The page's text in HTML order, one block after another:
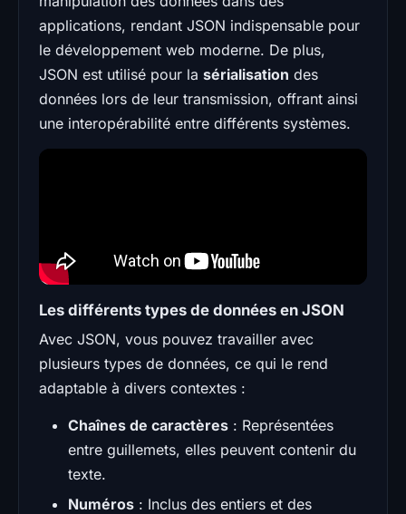
applications, rendant JSON indispensable pour
le développement web moderne. De plus,
JSON est utilisé pour la sérialisation des
données lors de leur transmission, offrant ainsi
une interopérabilité entre différents systèmes.
Les différents types de données en JSON
Avec JSON, vous pouvez travailler avec
plusieurs types de données, ce qui le rend
adaptable à divers contextes :
Chaînes de caractères : Représentées
entre guillemets, elles peuvent contenir du
texte.
Numéros : Inclus des entiers et des